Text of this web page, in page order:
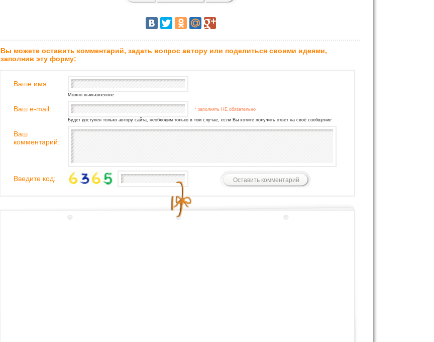
Вы можете оставить комментарий, задать вопрос автору или поделиться своими идеями,
заполнив эту форму:
Ваше имя:
Можно вымышленное
Ваш e-mail: * заполнять НЕ обязательно
Будет доступен только автору сайта, необходим только в том случае, если Вы хотите получить ответ на своё сообщение
Ваш
комментарий:
Введите код: